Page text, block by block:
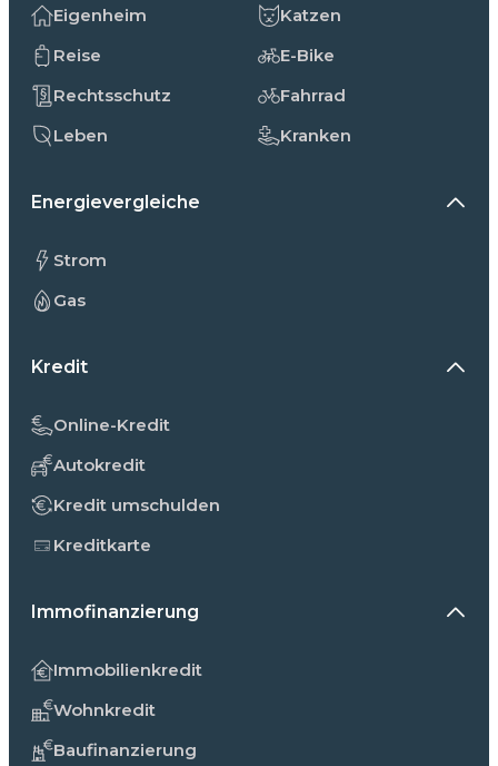
Eigenheim
Reise
Rechtsschutz
Leben
Katzen
E-Bike
Fahrrad
Kranken
Energievergleiche
Strom
Gas
Kredit
Online-Kredit
Autokredit
Kredit umschulden
Kreditkarte
Immofinanzierung
Immobilienkredit
Wohnkredit
Baufinanzierung